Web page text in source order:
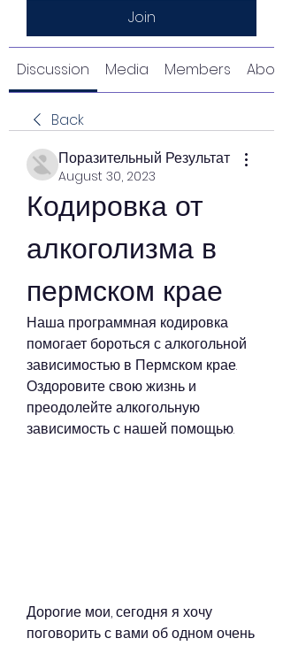
Join
Discussion Media Members About
Back
Поразительный Результат
August 30, 2023
Кодировка от
алкоголизма в
пермском крае
Наша программная кодировка
помогает бороться с алкогольной
зависимостью в Пермском крае.
Оздоровите свою жизнь и
преодолейте алкогольную
зависимость с нашей помощью.
Дорогие мои, сегодня я хочу
поговорить с вами об одном очень